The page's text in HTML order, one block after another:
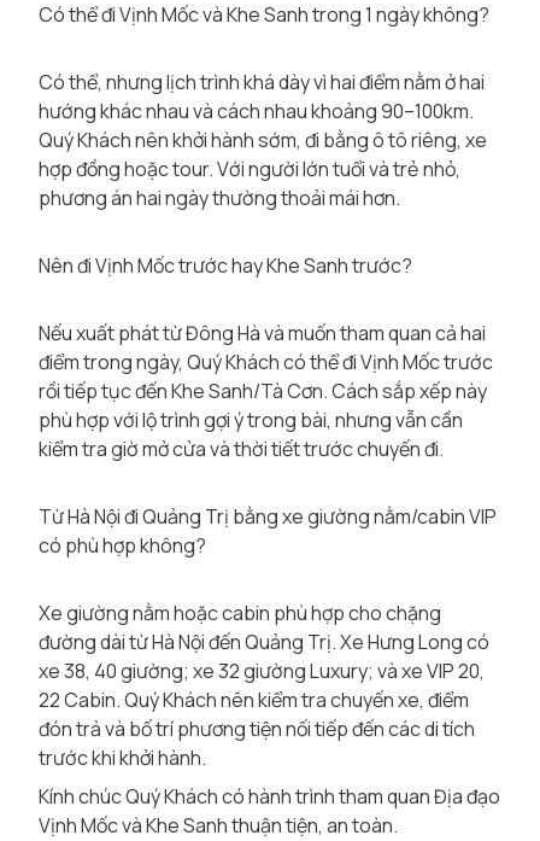
Có thể đi Vịnh Mốc và Khe Sanh trong 1 ngày không?
Có thể, nhưng lịch trình khá dày vì hai điểm nằm ở hai
hướng khác nhau và cách nhau khoảng 90–100km.
Quý Khách nên khởi hành sớm, đi bằng ô tô riêng, xe
hợp đồng hoặc tour. Với người lớn tuổi và trẻ nhỏ,
phương án hai ngày thường thoải mái hơn.
Nên đi Vịnh Mốc trước hay Khe Sanh trước?
Nếu xuất phát từ Đông Hà và muốn tham quan cả hai
điểm trong ngày, Quý Khách có thể đi Vịnh Mốc trước
rồi tiếp tục đến Khe Sanh/Tà Cơn. Cách sắp xếp này
phù hợp với lộ trình gợi ý trong bài, nhưng vẫn cần
kiểm tra giờ mở cửa và thời tiết trước chuyến đi.
Từ Hà Nội đi Quảng Trị bằng xe giường nằm/cabin VIP
có phù hợp không?
Xe giường nằm hoặc cabin phù hợp cho chặng
đường dài từ Hà Nội đến Quảng Trị. Xe Hưng Long có
xe 38, 40 giường; xe 32 giường Luxury; và xe VIP 20,
22 Cabin. Quý Khách nên kiểm tra chuyến xe, điểm
đón trả và bố trí phương tiện nối tiếp đến các di tích
trước khi khởi hành.
Kính chúc Quý Khách có hành trình tham quan Địa đạo
Vịnh Mốc và Khe Sanh thuận tiện, an toàn.